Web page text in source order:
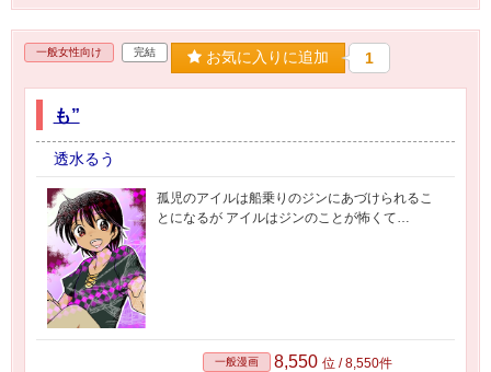
一般女性向け 完結 お気に入りに追加 1
も”
透水るう
孤児のアイルは船乗りのジンにあづけられるこ
とになるが アイルはジンのことが怖くて…
一般漫画 8,550 位 / 8,550件